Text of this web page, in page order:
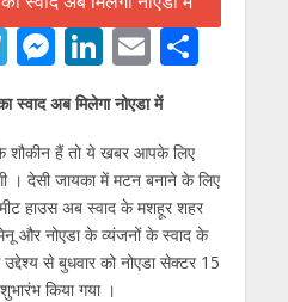
T
el
e
gr
a
m
M
e
ss
e
n
g
er
Li
n
k
e
dI
n
E
m
ai
l
S
e
स्वाद अब मिलेगा नोएडा में
हैं तो ये खबर आपके लिए
। देसी जायका में मटन बनाने के लिए
हाउस अब स्वाद के मशहूर शहर
और नोएडा के व्यंजनों के स्वाद के
से बुधवार को नोएडा सेक्टर 15
किया गया ।